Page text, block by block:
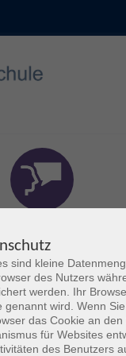
sind kleine
des Nutzers
werden. Ihr
genannt wird. Wenn
das Cookie an
für Websites
des Benutzers